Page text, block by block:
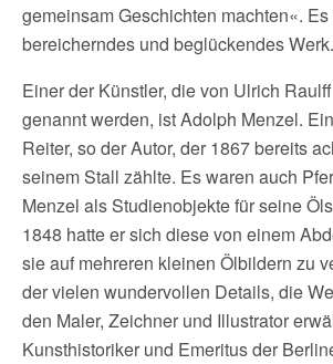
gemeinsam Geschichten machten«.
bereicherndes und beglückendes Werk.
Einer der Künstler, die von Ulrich
genannt werden, ist Adolph Menzel.
Reiter, so der Autor, der 1867 bereits
seinem Stall zählte. Es waren auch
Menzel als Studienobjekte für seine
1848 hatte er sich diese von einem
sie auf mehreren kleinen Ölbildern zu
der vielen wundervollen Details, die
den Maler, Zeichner und Illustrator
Kunsthistoriker und Emeritus der